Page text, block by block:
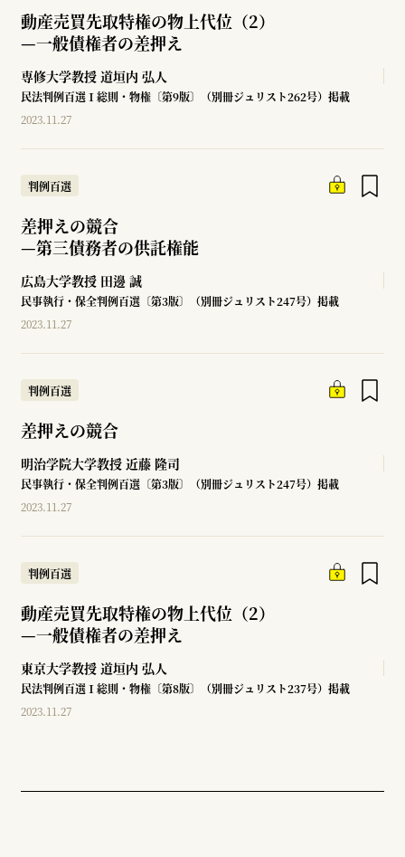
動産売買先取特権の物上代位（2）
—一般債権者の差押え
専修大学教授 道垣内 弘人
民法判例百選Ⅰ総則・物権〔第9版〕（別冊ジュリスト262号）掲載
2023.11.27
判例百選
差押えの競合
—第三債務者の供託権能
広島大学教授 田邊 誠
民事執行・保全判例百選〔第3版〕（別冊ジュリスト247号）掲載
2023.11.27
判例百選
差押えの競合
明治学院大学教授 近藤 隆司
民事執行・保全判例百選〔第3版〕（別冊ジュリスト247号）掲載
2023.11.27
判例百選
動産売買先取特権の物上代位（2）
—一般債権者の差押え
東京大学教授 道垣内 弘人
民法判例百選Ⅰ総則・物権〔第8版〕（別冊ジュリスト237号）掲載
2023.11.27